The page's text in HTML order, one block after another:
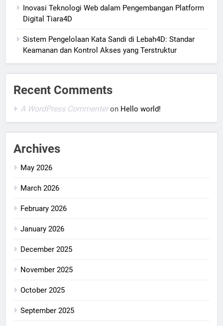
Inovasi Teknologi Web dalam Pengembangan Platform
Digital Tiara4D
Sistem Pengelolaan Kata Sandi di Lebah4D: Standar
Keamanan dan Kontrol Akses yang Terstruktur
Recent Comments
A WordPress Commenteron Hello world!
Archives
May 2026
March 2026
February 2026
January 2026
December 2025
November 2025
October 2025
September 2025